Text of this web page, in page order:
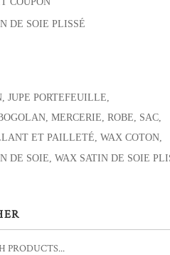
DE SOIE PLISSÉ
JUPE PORTEFEUILLE
MERCERIE ROBE
SAC
ET PAILLETÉ WAX COTON
DE SOIE WAX SATIN DE SOIE